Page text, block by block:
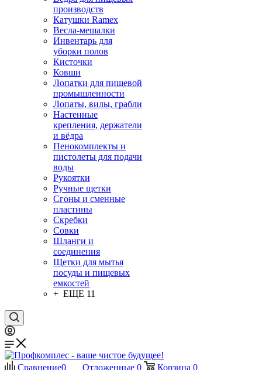
производств
Катушки Ramex
Весла-мешалки
Инвентарь для
уборки полов
Кисточки
Ковши
Лопатки для пищевой
промышленности
Лопаты, вилы, грабли
Настенные
крепления, держатели
и вёдра
Пенокомплекты и
пистолеты для подачи
воды
Рукоятки
Ручные щетки
Сгоны и сменные
пластины
Скребки
Совки
Шланги и
соединения
Щетки для мытья
посуды и пищевых
емкостей
+ ЕЩЕ 11
Сравнение0 Отложенные 0 Корзина 0